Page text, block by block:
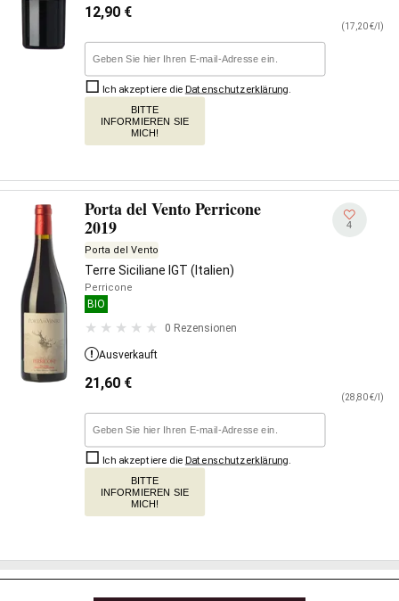
12,90 €
(17,20 €/l)
Ich akzeptiere die Datenschutzerklärung
BITTE
INFORMIEREN SIE
MICH!
Porta del Vento Perricone
2019
Porta del Vento
Terre Siciliane IGT (Italien)
Perricone
BIO
0 Rezensionen
4
Ausverkauft
21,60 €
(28,80 €/l)
Ich akzeptiere die Datenschutzerklärung
BITTE
INFORMIEREN SIE
MICH!